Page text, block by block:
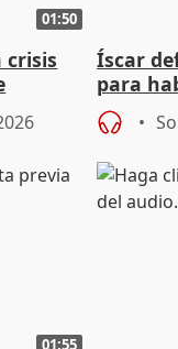
01:50
crisis
Íscar
para
2027
01:55